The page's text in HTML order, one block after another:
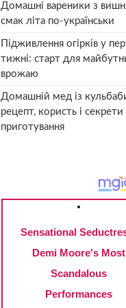
Домашні вареники з
смак літа по-українськи
Підживлення огірків у
тижні: старт для
врожаю
Домашній мед із
рецепт, користь і секрети
приготування